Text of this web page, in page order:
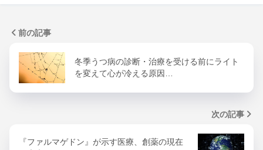
前の記事
冬季うつ病の診断・治療を受ける前にライト
を変えて心が冷える原因…
次の記事
『ファルマゲドン』が示す医療、創薬の現在